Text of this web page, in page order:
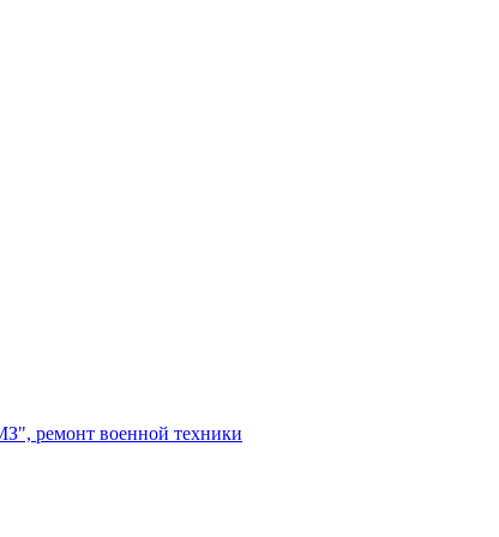
ремонт военной техники